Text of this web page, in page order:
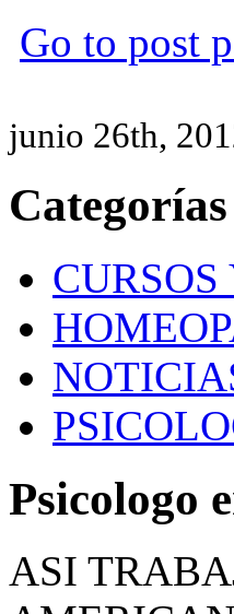
Go to post
junio 26th,
Categorías
Psicologo
ASI